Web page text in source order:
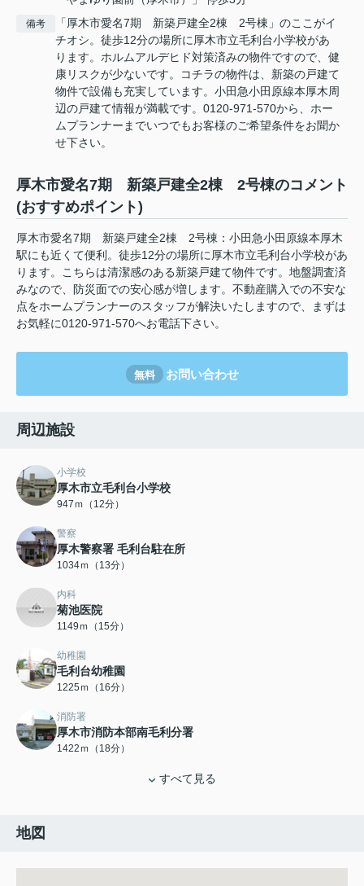
備考
「厚木市愛名7期 新築戸建全2棟 2号棟」のここがイ
チオシ。徒歩12分の場所に厚木市立毛利台小学校があ
ります。ホルムアルデヒド対策済みの物件ですので、健
康リスクが少ないです。コチラの物件は、新築の戸建て
物件で設備も充実しています。小田急小田原線本厚木周
辺の戸建て情報が満載です。0120-971-570から、ホー
ムプランナーまでいつでもお客様のご希望条件をお聞か
せ下さい。
厚木市愛名7期 新築戸建全2棟 2号棟のコメント
(おすすめポイント)
厚木市愛名7期 新築戸建全2棟 2号棟：小田急小田原線本厚木
駅にも近くて便利。徒歩12分の場所に厚木市立毛利台小学校があ
ります。こちらは清潔感のある新築戸建て物件です。地盤調査済
みなので、防災面での安心感が増します。不動産購入での不安な
点をホームプランナーのスタッフが解決いたしますので、まずは
お気軽に0120-971-570へお電話下さい。
無料 お問い合わせ
周辺施設
小学校
厚木市立毛利台小学校
947ｍ（12分）
警察
厚木警察署 毛利台駐在所
1034ｍ（13分）
内科
菊池医院
1149ｍ（15分）
幼稚園
毛利台幼稚園
1225ｍ（16分）
消防署
厚木市消防本部南毛利分署
1422ｍ（18分）
すべて見る
地図